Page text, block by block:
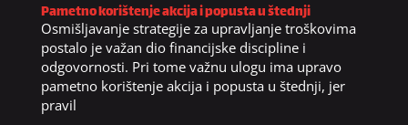
Pametno korištenje akcija i popusta u štednji
Osmišljavanje strategije za upravljanje troškovima
postalo je važan dio financijske discipline i
odgovornosti. Pri tome važnu ulogu ima upravo
pametno korištenje akcija i popusta u štednji, jer
pravil